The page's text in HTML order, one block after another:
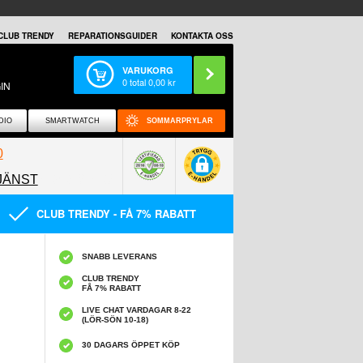
TRENDY REPARATIONSGUIDER KONTAKTA OSS
VARUKORG
0total0,00kr
SMARTWATCH SOMMARPRYLAR
CLUB TRENDY - FÅ 7% RABATT
SNABB LEVERANS
CLUB TRENDY
FÅ 7% RABATT
LIVE CHAT VARDAGAR 8-22
(LÖR-SÖN 10-18)
30 DAGARS ÖPPET KÖP